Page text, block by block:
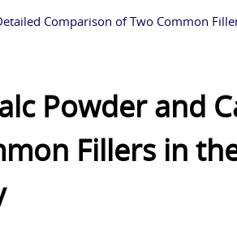
Comparison of Two Common
Powder and
Fillers in